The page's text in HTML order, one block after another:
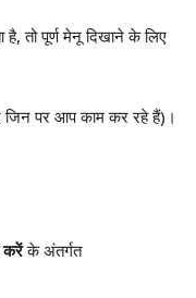
है, तो पूर्ण मेनू दिखाने के लिए
पर आप काम कर रहे हैं)।
करेंके अंतर्गत